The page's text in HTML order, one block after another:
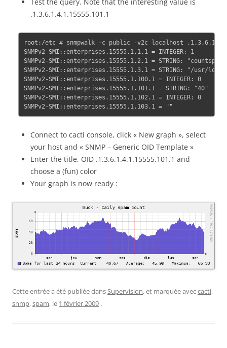
.1.3.6.1.4.1.15555.101.1
root:/etc # snmpwalk -c public -v2c localhost
SNMPv2-SMI::enterprises.15555.1.1.1 = INTEGER: 1
SNMPv2-SMI::enterprises.15555.1.2.1 = STRING:
SNMPv2-SMI::enterprises.15555.1.3.1 = STRING: "/usr/
SNMPv2-SMI::enterprises.15555.1.100.1 = INTEGER: 0
SNMPv2-SMI::enterprises.15555.1.101.1 = STRING: "40"
SNMPv2-SMI::enterprises.15555.1.102.1 = INTEGER: 0
Connect to cacti console, click « New graph », select
your host and « SNMP – Generic OID Template »
Enter the title, OID .1.3.6.1.4.1.15555.101.1 and
choose a (fun) color
Your graph is now ready :
Cette entrée a été publiée dansSupervision, et marquée aveccacti,
snmp,spam, le 1 février 2009 .